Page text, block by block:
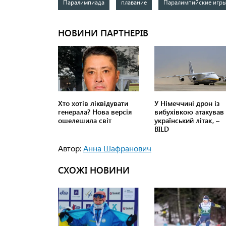
Паралимпиада плавание Паралимпийские
Автор:Анна Шафранович
СХОЖІ НОВИНИ